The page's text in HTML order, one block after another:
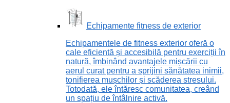
Echipamente fitness de exterior
Echipamentele de fitness exterior oferă o
cale eficientă și accesibilă pentru exerciții în
natură, îmbinând avantajele mișcării cu
aerul curat pentru a sprijini sănătatea inimii,
tonifierea mușchilor și scăderea stresului.
Totodată, ele întăresc comunitatea, creând
un spațiu de întâlnire activă.